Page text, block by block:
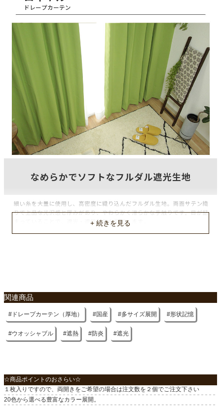
ポリエステル100％
ヨコ糸組成
ポリエステル100％
2ツ山
フック仕様
アジャスターフック
フック形態
なし
なし
1枚（両開きの場合は２個でご注文下さい）
付属
共布タッセル1枚
機能
形状記憶、防炎、遮熱
関連商品
ドレープカーテン（厚地） 国産 多サイズ展開 形状記憶
ウオッシャブル 遮熱 防炎 遮光
☆商品ポイントのおさらい☆
１枚入りですので、両開きをご希望の場合は注文数を２個でご注文下さい
20色から選べる豊富なカラー展開。